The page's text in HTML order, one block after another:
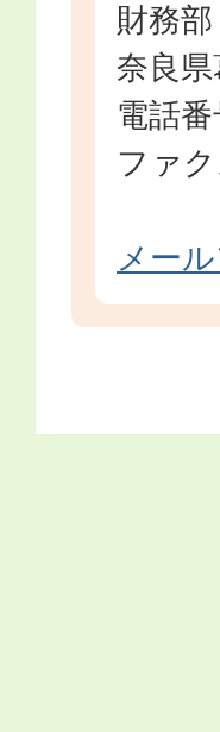
財務
奈良
電話
ファ
メー